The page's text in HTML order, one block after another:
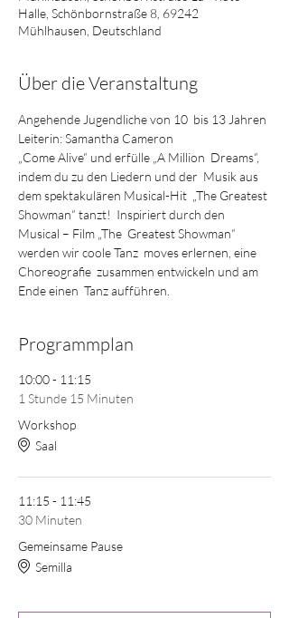
Halle, Schönbornstraße 8, 69242
Mühlhausen, Deutschland
Über die Veranstaltung
Angehende Jugendliche von 10  bis 13 Jahren
Leiterin: Samantha Cameron
„Come Alive“ und erfülle „A Million  Dreams“,
indem du zu den Liedern und der  Musik aus
dem spektakulären Musical-Hit  „The Greatest
Showman“ tanzt!  Inspiriert durch den
Musical – Film „The  Greatest Showman“
werden wir coole Tanz  moves erlernen, eine
Choreografie  zusammen entwickeln und am
Ende einen  Tanz aufführen.
Programmplan
10:00 - 11:15
1 Stunde 15 Minuten
Workshop
Saal
11:15 - 11:45
30 Minuten
Gemeinsame Pause
Semilla